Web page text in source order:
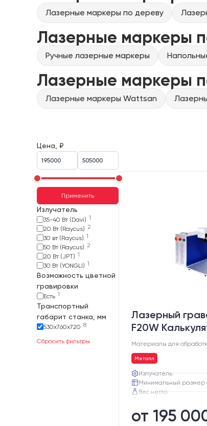
Лазерные маркеры по дереву
Лазерные маркеры
Ручные лазерные маркеры
Лазерные маркеры
Лазерные маркеры Wattsan
Цена, ₽
Применить
Излучатель
35-40 Вт (Davi) 1
20 Вт (Raycus) 2
30 вт (Raycus) 1
50 Вт (Raycus) 2
20 Вт (JPT) 1
30 Вт (YONGLI) 1
Возможность цветной
гравировки
Есть 1
Транспортный
габарит станка, мм
530х760х720 8
Сбросить фильтры
Лазерный
F20W
Материалы для
Металл
Излучатель:
Минимальный размер
Вес нетто:
Транспортный габарит
от 195